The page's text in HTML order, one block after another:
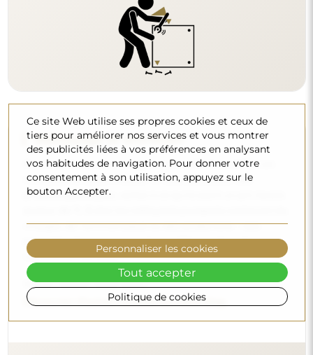
Nettoyage et entretien
Pour maintenir un éclat optimal, il suffit d’un chiffon en
microfibre et d’eau chaude. Si vous optez pour des
produits spécifiques, veillez à ce qu’ils aient un pH neutre
vinaigre, de l’ammoniaque ou des acides forts – cela
permettra de conserver un beau reflet pendant de
nombreuses années.
Voulez-vous en savoir plus ?
Découvrez d’autres conseils sur notre blog.
Ce site Web utilise ses propres cookies et ceux de
tiers pour améliorer nos services et vous montrer
des publicités liées à vos préférences en analysant
vos habitudes de navigation. Pour donner votre
consentement à son utilisation, appuyez sur le
bouton Accepter.
Politique de cookies
Personnaliser les cookies
Tout accepter